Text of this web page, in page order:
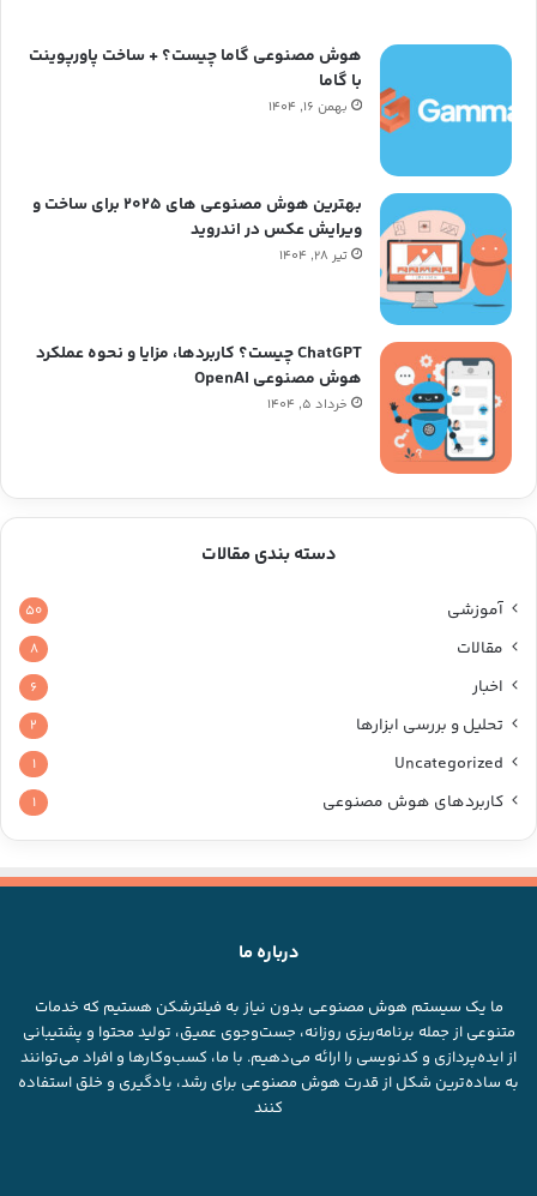
هوش مصنوعی گاما چیست؟ + ساخت پاورپوینت
با گاما
بهمن ۱۶, ۱۴۰۴
بهترین هوش مصنوعی های ۲۰۲۵ برای ساخت و
ویرایش عکس در اندروید
تیر ۲۸, ۱۴۰۴
ChatGPT چیست؟ کاربردها، مزایا و نحوه عملکرد
هوش مصنوعی OpenAI
خرداد ۵, ۱۴۰۴
دسته بندی مقالات
آموزشی ۵۰
مقالات ۸
اخبار ۶
تحلیل و بررسی ابزارها ۲
Uncategorized ۱
کاربردهای هوش مصنوعی ۱
درباره ما
ما یک سیستم هوش مصنوعی بدون نیاز به فیلترشکن هستیم که خدمات
متنوعی از جمله برنامه‌ریزی روزانه، جست‌وجوی عمیق، تولید محتوا و پشتیبانی
از ایده‌پردازی و کدنویسی را ارائه می‌دهیم. با ما، کسب‌وکارها و افراد می‌توانند
به ساده‌ترین شکل از قدرت هوش مصنوعی برای رشد، یادگیری و خلق استفاده
کنند